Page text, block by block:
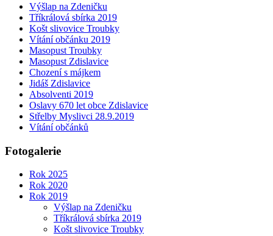
Výšlap na Zdeničku
Tříkrálová sbírka 2019
Košt slivovice Troubky
Vítání občánku 2019
Masopust Troubky
Masopust Zdislavice
Chození s májkem
Jidáš Zdislavice
Absolventi 2019
Oslavy 670 let obce Zdislavice
Střelby Myslivci 28.9.2019
Vítání občánků
Fotogalerie
Rok 2025
Rok 2020
Rok 2019
Výšlap na Zdeničku
Tříkrálová sbírka 2019
Košt slivovice Troubky